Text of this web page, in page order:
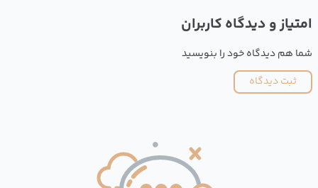
امتیاز و دیدگاه کاربران
شما هم دیدگاه خود را بنویسید
ثبت دیدگاه